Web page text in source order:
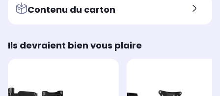
Contenu du carton
Ils devraient bien vous plaire